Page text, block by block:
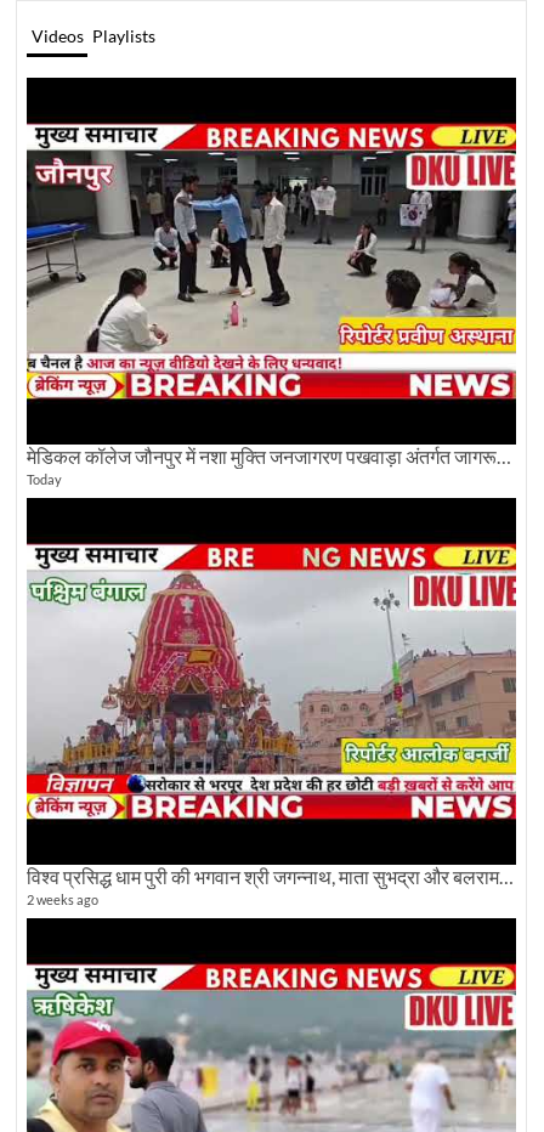
Videos Playlists
मेडिकल कॉलेज जौनपुर में नशा मुक्ति जनजागरण पखवाड़ा अंतर्गत जागरूकता कार्यक्रम आयोजित
Today
विश्व प्रसिद्ध धाम पुरी की भगवान श्री जगन्नाथ, माता सुभद्रा और बलराम जी की भव्य शोभा यात्रा देखिए
2 weeks ago